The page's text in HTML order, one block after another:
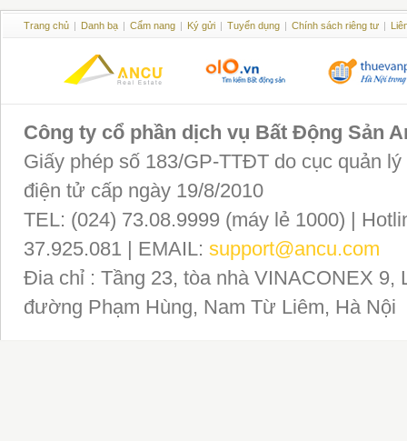
Trang chủ | Danh bạ | Cẩm nang | Ký gửi | Tuyển dụng | Chính sách riêng tư |
Công ty cổ phần dịch vụ Bất Động Sản
Giấy phép số 183/GP-TTĐT do cục quản
điện tử cấp ngày 19/8/2010
TEL: (024) 73.08.9999 (máy lẻ 1000) |
37.925.081 | EMAIL: support@ancu.com
Đia chỉ : Tầng 23, tòa nhà VINACONEX 9,
đường Phạm Hùng, Nam Từ Liêm, Hà Nội